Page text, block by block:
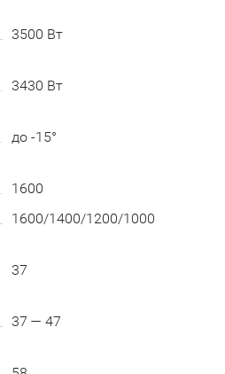
3500 Вт
3430 Вт
до -15°
1600
1600/1400/1200/1000
37
37 — 47